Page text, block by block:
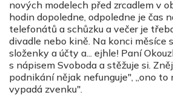
nových modelech před zrcadlem v
hodin dopoledne, odpoledne je čas
telefonátů a schůzku a večer je
divadle nebo kině. Na konci měsíce
složenky a účty a... ejhle! Paní
s nápisem Svoboda a stěžuje si.
podnikání nějak nefunguje", „ono to
vypadá zvenku".